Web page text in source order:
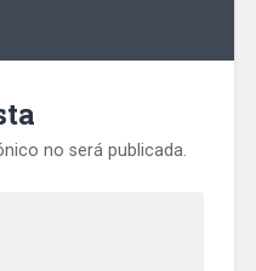
no será publicada.